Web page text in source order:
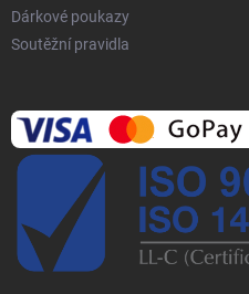
Dárkové poukazy
Soutěžní pravidla